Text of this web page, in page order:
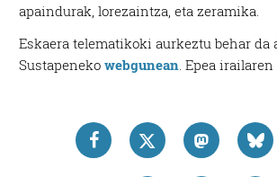
apaindurak, lorezaintza, eta zeramika.
Eskaera telematikoki aurkeztu behar da
Sustapenekowebgunean. Epea